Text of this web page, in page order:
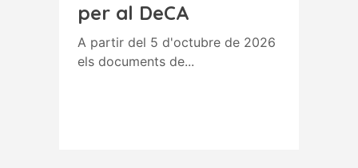
per al DeCA
A partir del 5 d'octubre de 2026
els documents de...